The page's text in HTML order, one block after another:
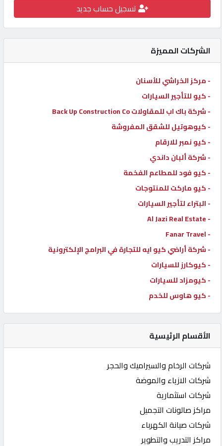
كيو
كارز
كيو
ماركت
الدليل
القطري
POWERED
QHOST
تسجيل حساب جديد
الشركات المميزة
- مركز الخراشي للأسنان
- كيو للتأجير السيارات
- شركة باك اب للمقاولات Back Up Construction Co
- كيوهوتيل للشقق المفروشة
- كيو نمبر للارقام
- شركة ألبان داندي
- كيو فود للمطاعم الفخمة
- كيو ماركت للمنتوجات
- البتراء لتأجير السيارات
- Al Jazi Real Estate
- Fanar Travel
- شركة أراضي كيو ايه للتجارة في البرامج الإلكترونية
- كيوكارز للسيارات
- كيومزاد للسيارات
- كيو هاوس للخدم
الأقسام الرئيسية
شركات الرخام والسيراميك والحجر
شركات الازياء والموضة
شركات استثمارية
مراكز صالونات التجميل
شركات صيانة الكهرباء
مراكز التدريب والتطوير